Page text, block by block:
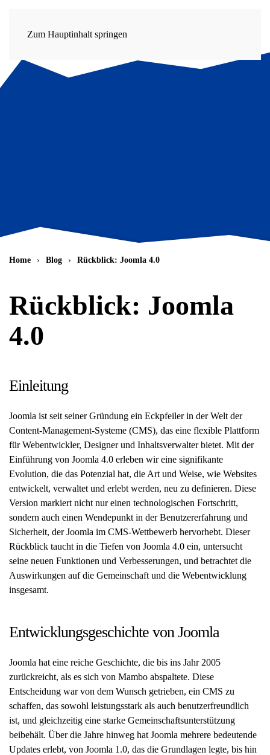
Zum Hauptinhalt springen
Home Blog Rückblick: Joomla 4.0
Rückblick: Joomla
4.0
Einleitung
Joomla ist seit seiner Gründung ein Eckpfeiler in der Welt der
Content-Management-Systeme (CMS), das eine flexible Plattform
für Webentwickler, Designer und Inhaltsverwalter bietet. Mit der
Einführung von Joomla 4.0 erleben wir eine signifikante
Evolution, die das Potenzial hat, die Art und Weise, wie Websites
entwickelt, verwaltet und erlebt werden, neu zu definieren. Diese
Version markiert nicht nur einen technologischen Fortschritt,
sondern auch einen Wendepunkt in der Benutzererfahrung und
Sicherheit, der Joomla im CMS-Wettbewerb hervorhebt. Dieser
Rückblick taucht in die Tiefen von Joomla 4.0 ein, untersucht
seine neuen Funktionen und Verbesserungen, und betrachtet die
Auswirkungen auf die Gemeinschaft und die Webentwicklung
insgesamt.
Entwicklungsgeschichte von Joomla
Joomla hat eine reiche Geschichte, die bis ins Jahr 2005
zurückreicht, als es sich von Mambo abspaltete. Diese
Entscheidung war von dem Wunsch getrieben, ein CMS zu
schaffen, das sowohl leistungsstark als auch benutzerfreundlich
ist, und gleichzeitig eine starke Gemeinschaftsunterstützung
beibehält. Über die Jahre hinweg hat Joomla mehrere bedeutende
Updates erlebt, von Joomla 1.0, das die Grundlagen legte, bis hin